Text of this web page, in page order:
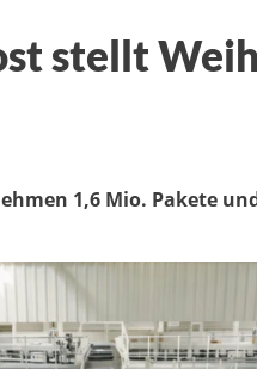
stellt
1,6 Mio. Pakete